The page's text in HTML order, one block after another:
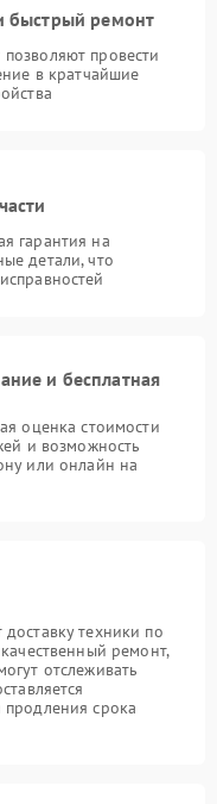
быстрый ремонт
провести
в кратчайшие
гарантия на
детали, что
и бесплатная
оценка стоимости
и возможность
или онлайн на
техники по
ремонт,
отслеживать
продления срока